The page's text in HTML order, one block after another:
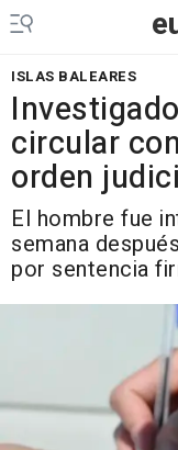
ISLAS BALEARES
circular
orden
El hombre fue
semana
por sentencia